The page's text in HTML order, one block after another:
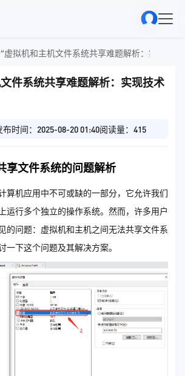
“虚拟机和主机文件系统共享难题解析：实现技术
件系统共享难题解析：实现技术
布时间：2025-08-20 01:40阅读量：415
享文件系统的问题解析
算机应用中不可或缺的一部分，它允许我们
运行多个独立的操作系统。然而，许多用户
的问题：虚拟机和主机之间无法共享文件系
一下这个问题及其解决方案。